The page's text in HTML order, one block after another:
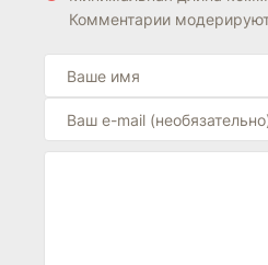
Комментарии